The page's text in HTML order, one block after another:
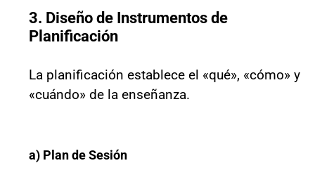
3. Diseño de Instrumentos de
Planificación
La planificación establece el «qué», «cómo» y
«cuándo» de la enseñanza.
a) Plan de Sesión